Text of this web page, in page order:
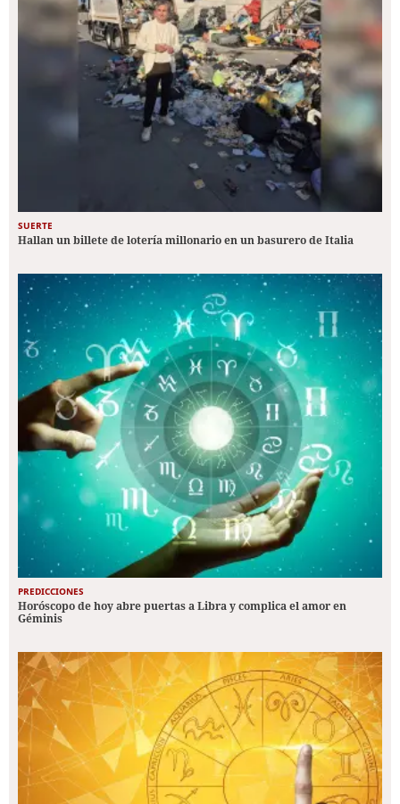
SUERTE
Hallan un billete de lotería millonario en un basurero de Italia
PREDICCIONES
Horóscopo de hoy abre puertas a Libra y complica el amor en
Géminis